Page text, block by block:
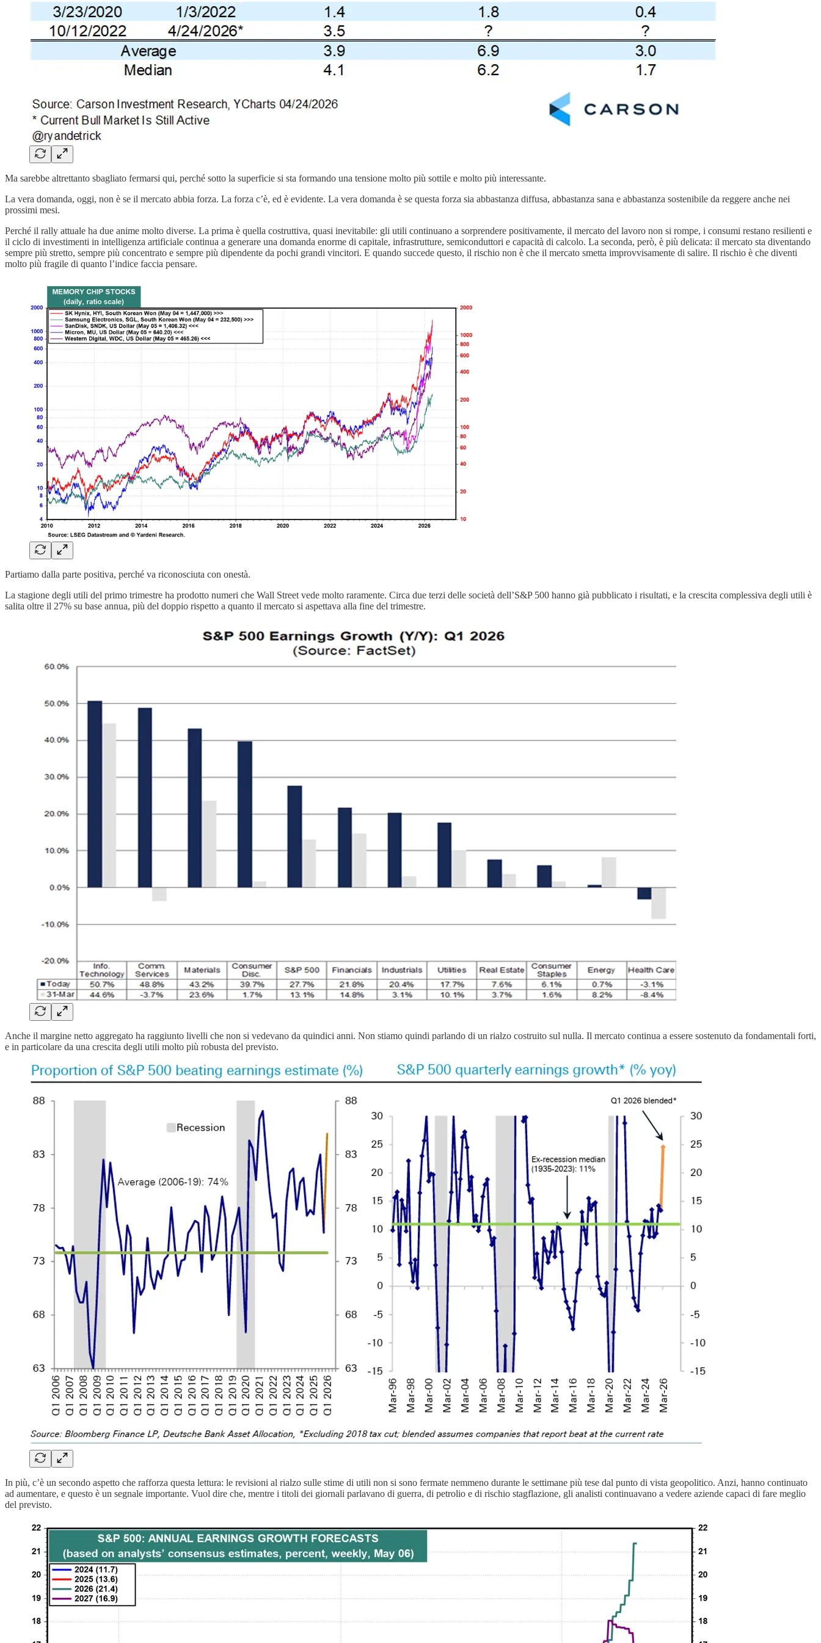
Ma sarebbe altrettanto sbagliato fermarsi qui, perché sotto la superficie si sta formando una tensione molto più sottile e molto più interessante.
La vera domanda, oggi, non è se il mercato abbia forza. La forza c’è, ed è evidente. La vera domanda è se questa forza sia abbastanza diffusa, abbastanza sana e abbastanza sostenibile da reggere anche nei
prossimi mesi.
Perché il rally attuale ha due anime molto diverse. La prima è quella costruttiva, quasi inevitabile: gli utili continuano a sorprendere positivamente, il mercato del lavoro non si rompe, i consumi restano resilienti e
il ciclo di investimenti in intelligenza artificiale continua a generare una domanda enorme di capitale, infrastrutture, semiconduttori e capacità di calcolo. La seconda, però, è più delicata: il mercato sta diventando
sempre più stretto, sempre più concentrato e sempre più dipendente da pochi grandi vincitori. E quando succede questo, il rischio non è che il mercato smetta improvvisamente di salire. Il rischio è che diventi
molto più fragile di quanto l’indice faccia pensare.
Partiamo dalla parte positiva, perché va riconosciuta con onestà.
La stagione degli utili del primo trimestre ha prodotto numeri che Wall Street vede molto raramente. Circa due terzi delle società dell’S&P 500 hanno già pubblicato i risultati, e la crescita complessiva degli utili è
salita oltre il 27% su base annua, più del doppio rispetto a quanto il mercato si aspettava alla fine del trimestre.
Anche il margine netto aggregato ha raggiunto livelli che non si vedevano da quindici anni. Non stiamo quindi parlando di un rialzo costruito sul nulla. Il mercato continua a essere sostenuto da fondamentali forti,
e in particolare da una crescita degli utili molto più robusta del previsto.
In più, c’è un secondo aspetto che rafforza questa lettura: le revisioni al rialzo sulle stime di utili non si sono fermate nemmeno durante le settimane più tese dal punto di vista geopolitico. Anzi, hanno continuato
ad aumentare, e questo è un segnale importante. Vuol dire che, mentre i titoli dei giornali parlavano di guerra, di petrolio e di rischio stagflazione, gli analisti continuavano a vedere aziende capaci di fare meglio
del previsto.